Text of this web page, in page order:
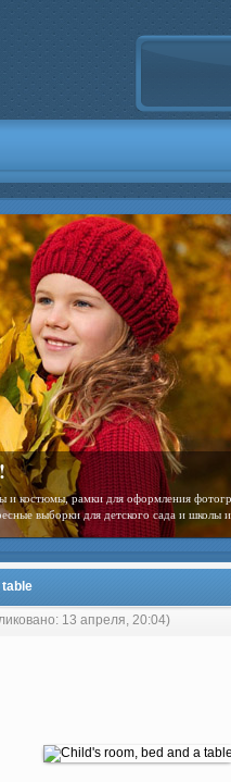
и костюмы, рамки для оформления
выборки для детского сада и школы и
table
13 апреля, 20:04)